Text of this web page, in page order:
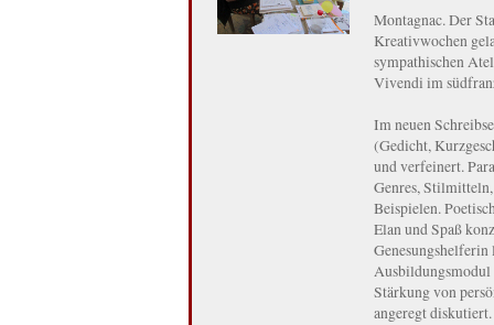
Montagnac. Der
Kreativwochen
sympathischen
Vivendi im
Im neuen
(Gedicht,
und verfeinert.
Genres,
Beispielen.
Elan und Spaß
Stärkung von
angeregt diskutiert.